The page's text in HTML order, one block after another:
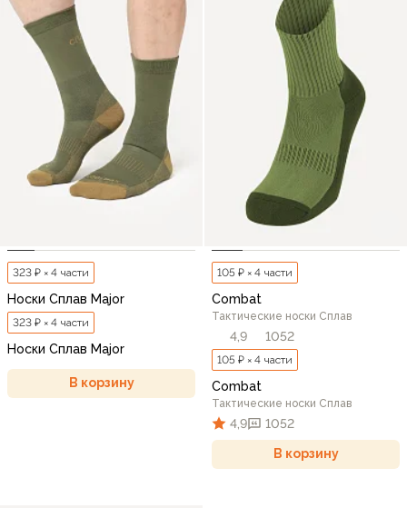
323 ₽ × 4 части
Носки Сплав Major
323 ₽ × 4 части
Носки Сплав Major
В корзину
105 ₽ × 4 части
Combat
Тактические носки Сплав
4,9 1052
105 ₽ × 4 части
Combat
Тактические носки Сплав
4,9 1052
В корзину